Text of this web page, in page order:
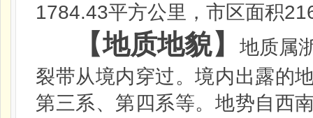
1784.43平方公里，市区面积
【地质地貌】
地质属
裂带从境内穿过。境内出露的
第三系、第四系等。地势自西